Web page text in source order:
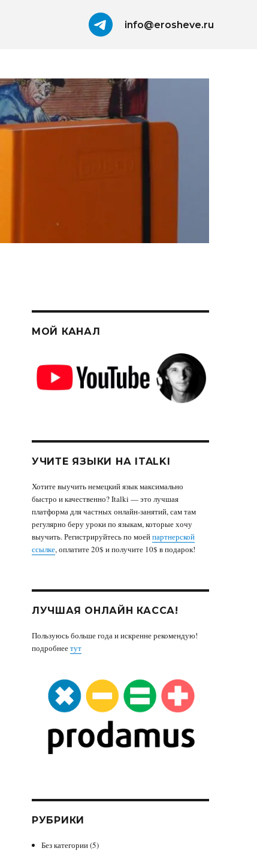
info@erosheve.ru
МОЙ КАНАЛ
УЧИТЕ ЯЗЫКИ НА ITALKI
Хотите выучить немецкий язык максимально
быстро и качественно? Italki — это лучшая
платформа для частных онлайн-занятий, сам там
регулярно беру уроки по языкам, которые хочу
выучить. Регистрируйтесь по моейпартнерской
ссылке, оплатите 20$ и получите 10$ в подарок!
ЛУЧШАЯ ОНЛАЙН КАССА!
Пользуюсь больше года и искренне рекомендую!
подробнеетут
РУБРИКИ
Без категории(5)